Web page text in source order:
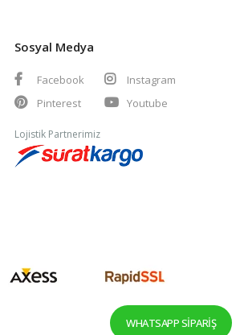
WHATSAPP SIPARIŞ
Sosyal Medya
Facebook
Instagram
Pinterest
Youtube
Lojistik Partnerimiz